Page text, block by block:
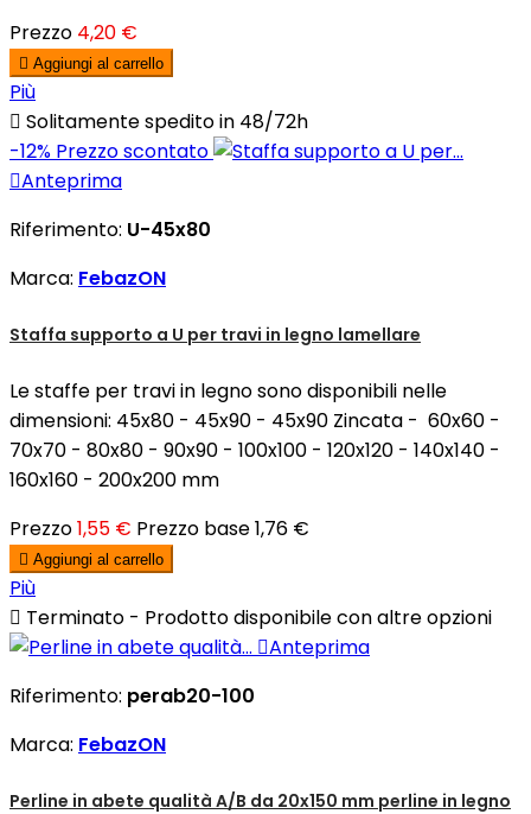
Prezzo 4,20 €
 Aggiungi al carrello
Più
 Solitamente spedito in 48/72h
-12% Prezzo scontato
Anteprima
Riferimento: U-45x80
Marca: FebazON
Staffa supporto a U per travi in legno lamellare
Le staffe per travi in legno sono disponibili nelle
dimensioni: 45x80 - 45x90 - 45x90 Zincata - 60x60 -
70x70 - 80x80 - 90x90 - 100x100 - 120x120 - 140x140 -
160x160 - 200x200 mm
Prezzo1,55 € Prezzo base1,76 €
 Aggiungi al carrello
Più
 Terminato - Prodotto disponibile con altre opzioni
Anteprima
Riferimento: perab20-100
Marca: FebazON
Perline in abete qualità A/B da 20x150 mm perline in legno